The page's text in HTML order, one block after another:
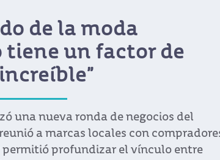
la moda
un factor de
ronda de negocios del
locales con compradores
profundizar el vínculo entre